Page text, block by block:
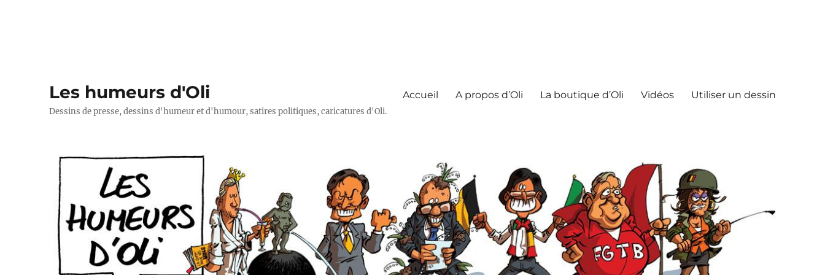
Les humeurs d'Oli
Dessins de presse, dessins d'humeur et d'humour, satires politiques, caricatures d'Oli.
Accueil A propos d’Oli La boutique d’Oli Vidéos Utiliser un dessin